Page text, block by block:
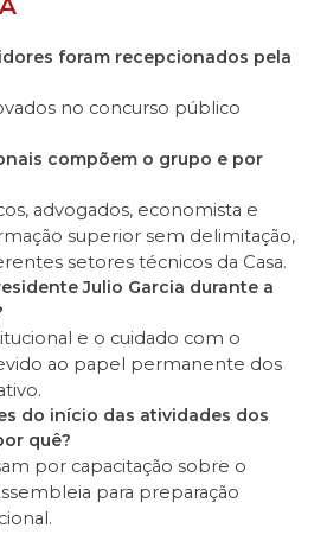
foram recepcionados pela
no concurso público
compõem o grupo e por
advogados, economista e
superior sem delimitação,
setores técnicos da Casa.
Julio Garcia durante a
e o cuidado com o
ao papel permanente dos
do início das atividades dos
quê?
por capacitação sobre o
para preparação